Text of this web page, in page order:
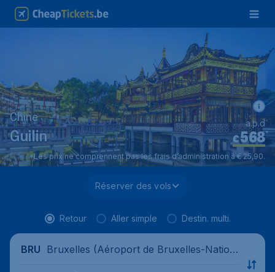
Chine
Guilin €568*
a.p.d
*Les prix ne comprennent pas les frais d’administration à € 25,90.
Réserver des vols
Retour Aller simple Destin. multi.
BRU Bruxelles (Aéroport de Bruxelles-Nation